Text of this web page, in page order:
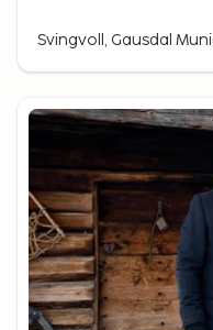
Svingvoll, Gausdal